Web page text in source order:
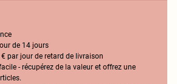
de 14 jours
par jour de retard de livraison
- récupérez de la valeur et offrez une